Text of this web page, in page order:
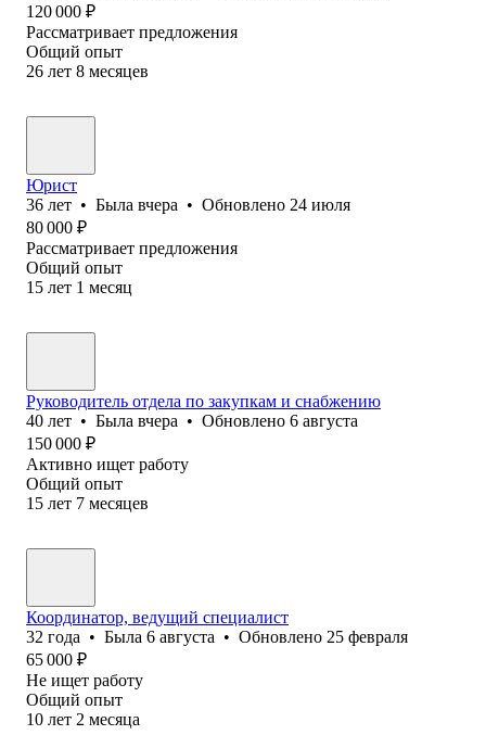
120 000 ₽
Рассматривает предложения
Общий опыт
26 лет 8 месяцев
Юрист
36 лет • Была вчера • Обновлено 24 июля
80 000 ₽
Рассматривает предложения
Общий опыт
15 лет 1 месяц
Руководитель отдела по закупкам и снабжению
40 лет • Была вчера • Обновлено 6 августа
150 000 ₽
Активно ищет работу
Общий опыт
15 лет 7 месяцев
Координатор, ведущий специалист
32 года • Была 6 августа • Обновлено 25 февраля
65 000 ₽
Не ищет работу
Общий опыт
10 лет 2 месяца